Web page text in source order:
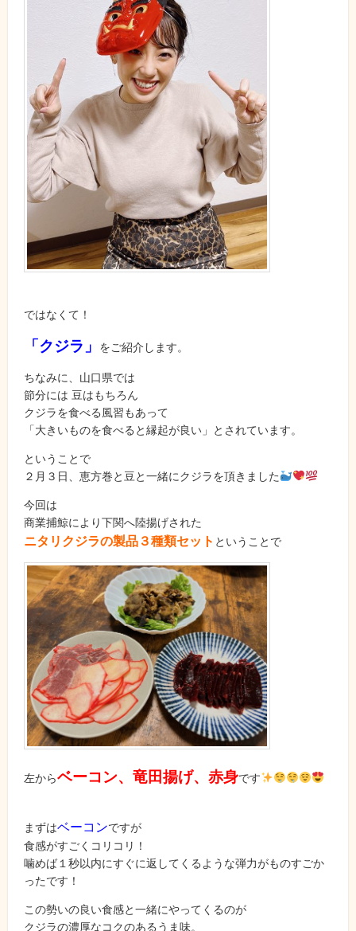
ではなくて！
「クジラ」 をご紹介します。
ちなみに、山口県では
節分には 豆はもちろん
クジラを食べる風習もあって
「大きいものを食べると縁起が良い」とされています。
ということで
２月３日、恵方巻と豆と一緒にクジラを頂きました
今回は
商業捕鯨により下関へ陸揚げされた
ニタリクジラの製品３種類セット ということで
左からベーコン、竜田揚げ、赤身です
まずはベーコンですが
食感がすごくコリコリ！
噛めば１秒以内にすぐに返してくるような弾力がものすごか
ったです！
この勢いの良い食感と一緒にやってくるのが
クジラの濃厚なコクのあるうま味。